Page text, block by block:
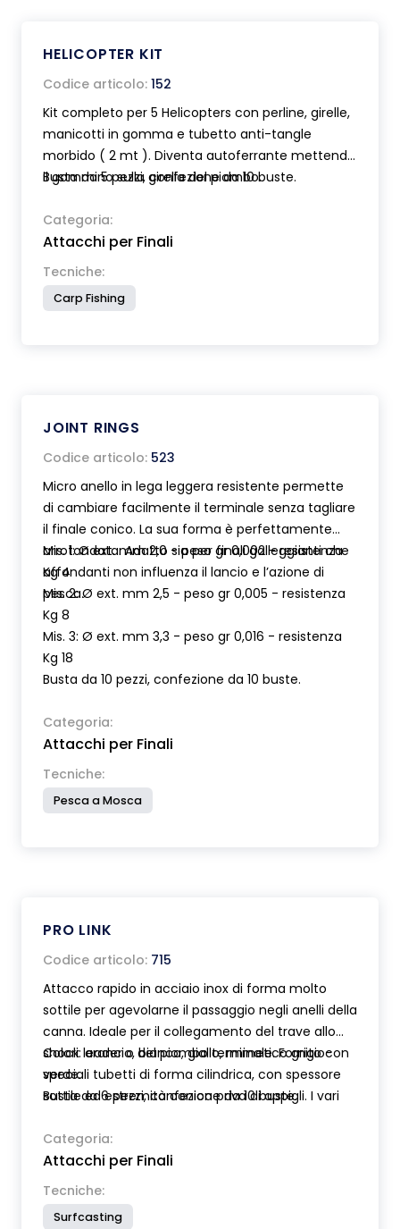
HELICOPTER KIT
Codice articolo: 152
Kit completo per 5 Helicopters con perline, girelle,
manicotti in gomma e tubetto anti-tangle
morbido ( 2 mt ). Diventa autoferrante mettendo
il gommino sulla girella del piombo.
Busta da 5 pezzi, confezione da 10 buste.
Categoria:
Attacchi per Finali
Tecniche:
Carp Fishing
JOINT RINGS
Codice articolo: 523
Micro anello in lega leggera resistente permette
di cambiare facilmente il terminale senza tagliare
il finale conico. La sua forma è perfettamente
arrotondata. Adatto sia per finali galleggianti che
affondanti non influenza il lancio e l’azione di
pesca.
Mis. 1: Ø ext. mm 2,0 - peso gr 0,002 - resistenza
Kg 4
Mis. 2: Ø ext. mm 2,5 - peso gr 0,005 - resistenza
Kg 8
Mis. 3: Ø ext. mm 3,3 - peso gr 0,016 - resistenza
Kg 18
Busta da 10 pezzi, confezione da 10 buste.
Categoria:
Attacchi per Finali
Tecniche:
Pesca a Mosca
PRO LINK
Codice articolo: 715
Attacco rapido in acciaio inox di forma molto
sottile per agevolarne il passaggio negli anelli della
canna. Ideale per il collegamento del trave allo
shock leader o del piombo terminale. Fornito con
speciali tubetti di forma cilindrica, con spessore
sottile ed estremità conica priva di appigli. I vari
visibilità dell’attacco. I tubetti inoltre hanno dei
micro rilievi per agevolarne la presa. Prodotto in
tre misure di diversa potenza.
Colori: arancio, bianco, giallo, mimetico grigio-
verde.
Busta da 6 pezzi, confezione da 10 buste.
Categoria:
Attacchi per Finali
Tecniche:
Surfcasting